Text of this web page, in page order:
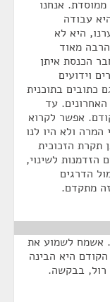
אנחנו
עבודה
היא לא
מאוד
הכנסת איתן
וידועים
כתובים בתוכנית
עד
אפשר לקרוא
ולא היו לנו
תקרת הזכוכית
הזדמנות לשינוי,
הדרגים
מתקדם.
אשמח לשמוע את
הקודם היא הבינה
רול, בבקשה.